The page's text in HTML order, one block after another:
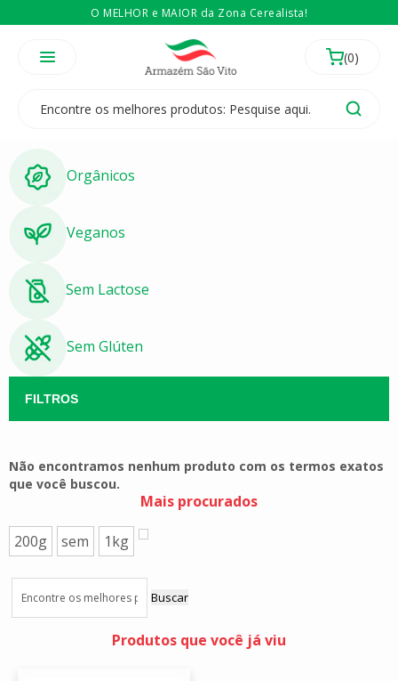
O MELHOR e MAIOR da Zona Cerealista!
Temos 3 lojas físicas na Zona Cerealista de São Paulo!
É revendedor? EntãoCompre no atacado
Orgânicos
Veganos
Sem Lactose
Sem Glúten
Não encontramos nenhum produto com os termos exatos
que você buscou.
Mais procurados
200g sem 1kg
Buscar
Produtos que você já viu